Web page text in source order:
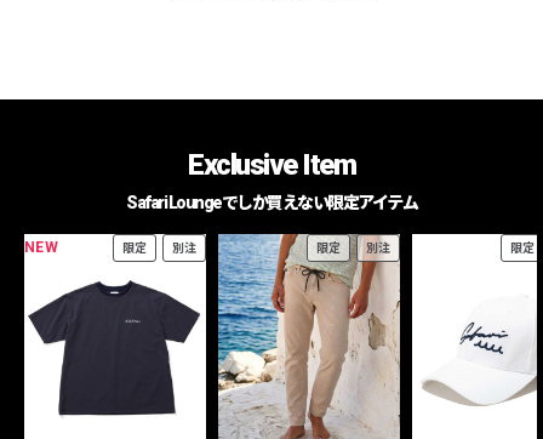
Exclusive Item
Safari Loungeでしか買えない限定アイテム
NEW 限定 別注 限定 別注 限定